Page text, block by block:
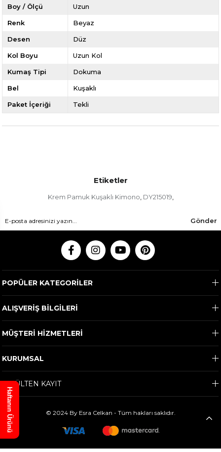
Boy / Ölçü Uzun
Renk Beyaz
Desen Düz
Kol Boyu Uzun Kol
Kumaş Tipi Dokuma
Bel Kuşaklı
Paket İçeriği Tekli
Etiketler
Krem Pamuk Kuşaklı Kimono, DY215019,
Gönder
POPÜLER KATEGORİLER
ALIŞVERİŞ BİLGİLERİ
MÜŞTERİ HİZMETLERİ
KURUMSAL
E-BÜLTEN KAYIT
© 2024 By Esra Celkan - Tüm hakları saklıdır.
Haftanın Ürünü